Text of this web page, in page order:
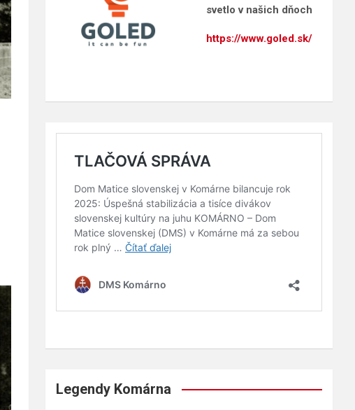
svetlo v našich dňoch
https://www.goled.sk/
Legendy Komárna